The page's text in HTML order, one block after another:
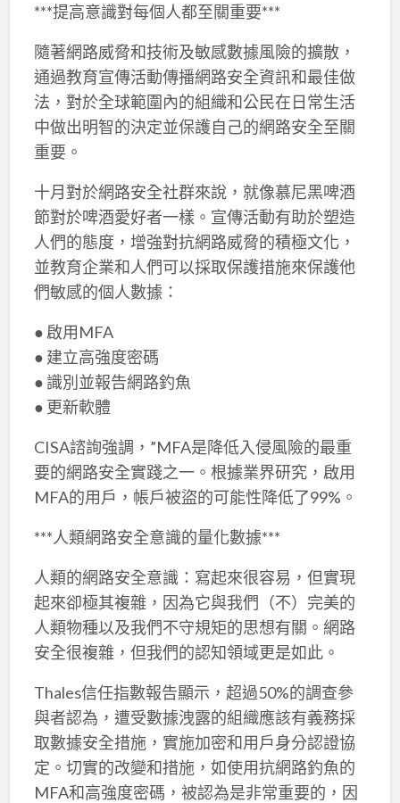
***提高意識對每個人都至關重要***
隨著網路威脅和技術及敏感數據風險的擴散，
通過教育宣傳活動傳播網路安全資訊和最佳做
法，對於全球範圍內的組織和公民在日常生活
中做出明智的決定並保護自己的網路安全至關
重要。
十月對於網路安全社群來說，就像慕尼黑啤酒
節對於啤酒愛好者一樣。宣傳活動有助於塑造
人們的態度，增強對抗網路威脅的積極文化，
並教育企業和人們可以採取保護措施來保護他
們敏感的個人數據：
● 啟用MFA
● 建立高強度密碼
● 識別並報告網路釣魚
● 更新軟體
CISA諮詢強調，”MFA是降低入侵風險的最重
要的網路安全實踐之一。根據業界研究，啟用
MFA的用戶，帳戶被盜的可能性降低了99%。
***人類網路安全意識的量化數據***
人類的網路安全意識：寫起來很容易，但實現
起來卻極其複雜，因為它與我們（不）完美的
人類物種以及我們不守規矩的思想有關。網路
安全很複雜，但我們的認知領域更是如此。
Thales信任指數報告顯示，超過50%的調查參
與者認為，遭受數據洩露的組織應該有義務採
取數據安全措施，實施加密和用戶身分認證協
定。切實的改變和措施，如使用抗網路釣魚的
MFA和高強度密碼，被認為是非常重要的，因